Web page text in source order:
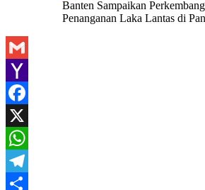
Gmail
Yahoo
Mail
Facebook
X
WhatsApp
Telegram